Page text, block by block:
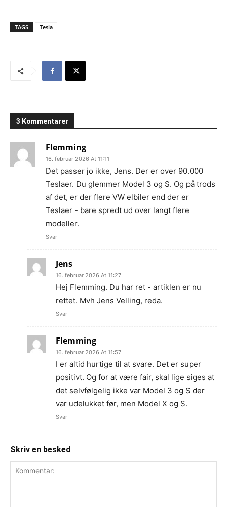
TAGS Tesla
3 Kommentarer
Flemming
16. februar 2026 At 11:11
Det passer jo ikke, Jens. Der er over 90.000
Teslaer. Du glemmer Model 3 og S. Og på trods
af det, er der flere VW elbiler end der er
Teslaer - bare spredt ud over langt flere
modeller.
Svar
Jens
16. februar 2026 At 11:27
Hej Flemming. Du har ret - artiklen er nu
rettet. Mvh Jens Velling, reda.
Svar
Flemming
16. februar 2026 At 11:57
I er altid hurtige til at svare. Det er super
positivt. Og for at være fair, skal lige siges at
det selvfølgelig ikke var Model 3 og S der
var udelukket før, men Model X og S.
Svar
Skriv en besked